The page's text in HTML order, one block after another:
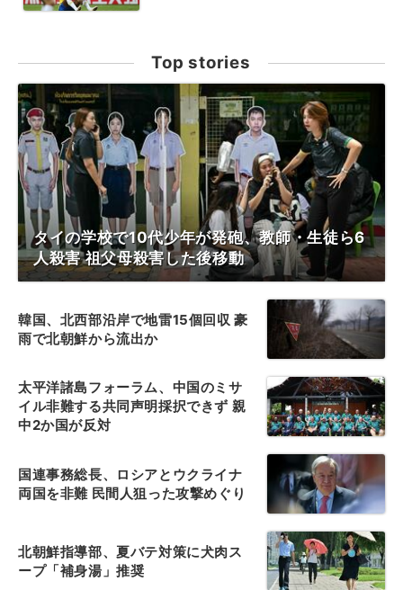
Top stories
タイの学校で10代少年が発砲、教師・生徒ら6
人殺害 祖父母殺害した後移動
韓国、北西部沿岸で地雷15個回収 豪
雨で北朝鮮から流出か
太平洋諸島フォーラム、中国のミサ
イル非難する共同声明採択できず 親
中2か国が反対
国連事務総長、ロシアとウクライナ
両国を非難 民間人狙った攻撃めぐり
北朝鮮指導部、夏バテ対策に犬肉ス
ープ「補身湯」推奨